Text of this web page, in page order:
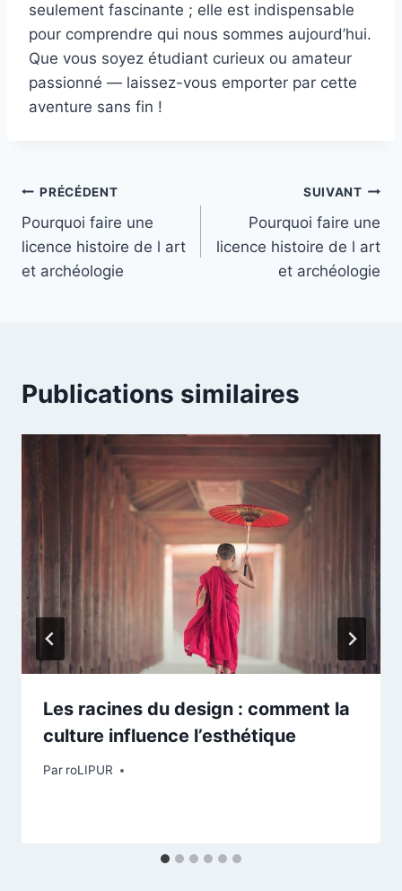
seulement fascinante ; elle est indispensable
pour comprendre qui nous sommes aujourd’hui.
Que vous soyez étudiant curieux ou amateur
passionné — laissez-vous emporter par cette
aventure sans fin !
Navigation
de
l’article
PRÉCÉDENT
Pourquoi faire une
licence histoire de l art
et archéologie
SUIVANT
Pourquoi faire une
licence histoire de l art
et archéologie
Publications similaires
Les racines du design : comment la
culture influence l’esthétique
Par roLIPUR